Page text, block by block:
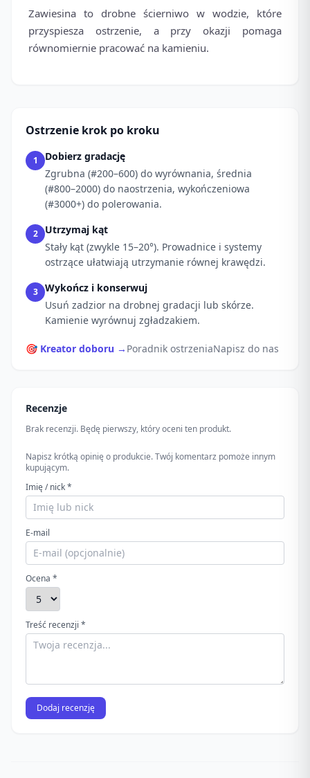
Zawiesina to drobne ścierniwo w wodzie, które
przyspiesza ostrzenie, a przy okazji pomaga
równomiernie pracować na kamieniu.
Ostrzenie krok po kroku
1
Dobierz gradację
Zgrubna (#200–600) do wyrównania, średnia
(#800–2000) do naostrzenia, wykończeniowa
(#3000+) do polerowania.
2
Utrzymaj kąt
Stały kąt (zwykle 15–20°). Prowadnice i systemy
ostrzące ułatwiają utrzymanie równej krawędzi.
3
Wykończ i konserwuj
Usuń zadzior na drobnej gradacji lub skórze.
Kamienie wyrównuj zgładzakiem.
🎯 Kreator doboru → Poradnik ostrzeniaNapisz do nas
Recenzje
Brak recenzji. Będę pierwszy, który oceni ten produkt.
Napisz krótką opinię o produkcie. Twój komentarz pomoże innym
kupującym.
Imię / nick *
E-mail
Ocena *
Treść recenzji *
Dodaj recenzję